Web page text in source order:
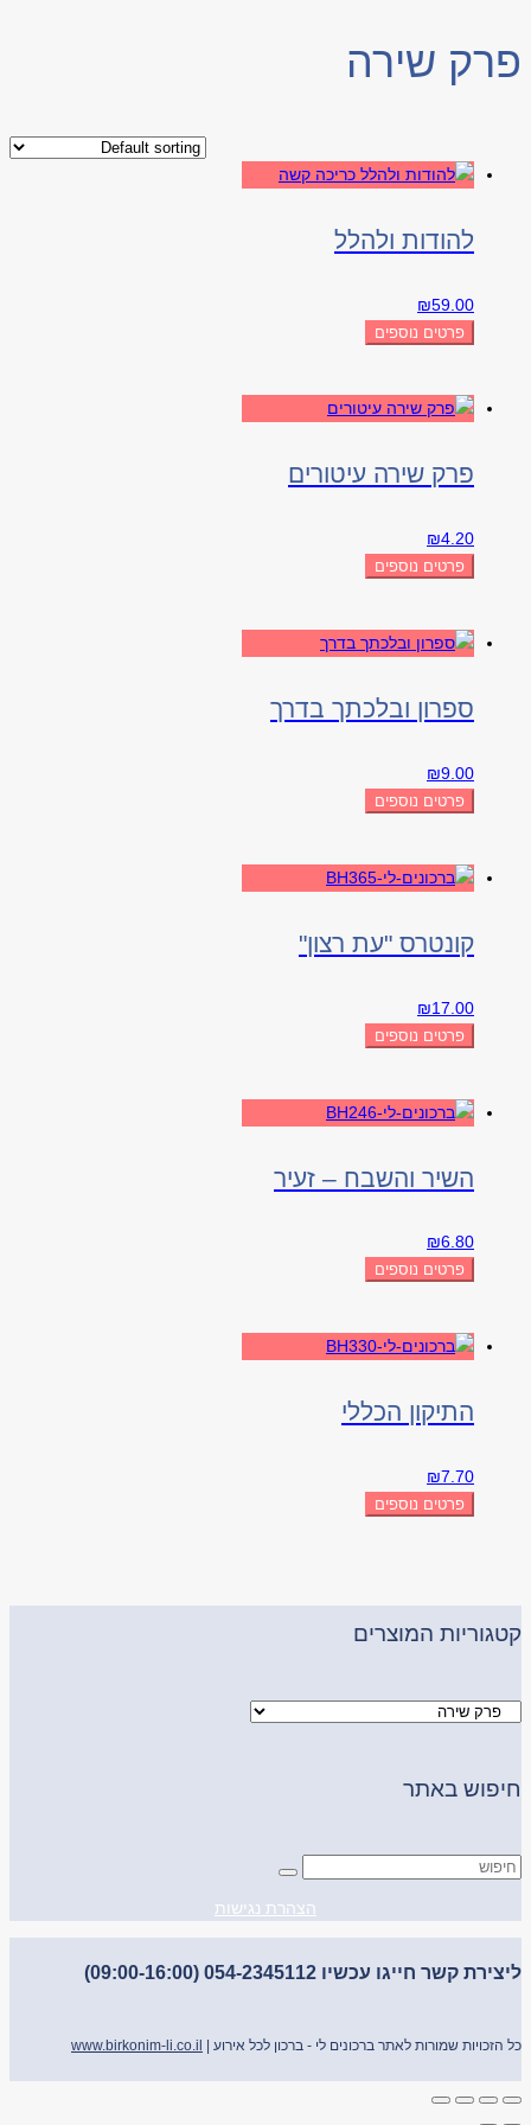
פרק שירה
להודות ולהלל
₪59.00
פרטים נוספים
פרק שירה עיטורים
₪4.20
פרטים נוספים
ספרון ובלכתך בדרך
₪9.00
פרטים נוספים
קונטרס "עת רצון"
₪17.00
פרטים נוספים
השיר והשבח – זעיר
₪6.80
פרטים נוספים
התיקון הכללי
₪7.70
פרטים נוספים
קטגוריות המוצרים
חיפוש באתר
הצהרת נגישות
ליצירת קשר חייגו עכשיו 054-2345112 (09:00-16:00)
כל הזכויות שמורות לאתר ברכונים לי - ברכון לכל אירוע | www.birkonim-li.co.il